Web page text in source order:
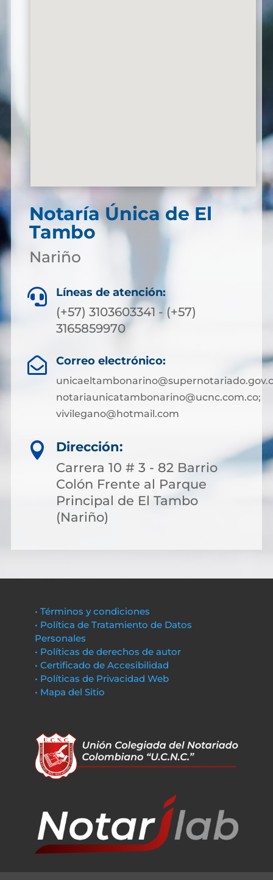
Notaría Única de El
Tambo
Nariño
 Líneas de atención:
(+57) 3103603341 - (+57)
3165859970
 Correo electrónico:
notariaunicatambonarino@ucnc.com.co;
vivilegano@hotmail.com

Dirección:
Carrera 10 # 3 - 82 Barrio
Colón Frente al Parque
Principal de El Tambo
(Nariño)
• Términos y condiciones
• Política de Tratamiento de Datos
Personales
• Políticas de derechos de autor
• Certificado de Accesibilidad
• Políticas de Privacidad Web
• Mapa del Sitio